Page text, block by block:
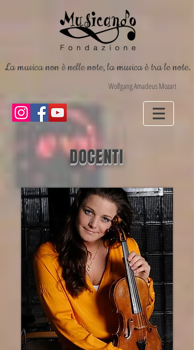
La musica non è nelle note, la musica è tra le note.
Wolfgang Amadeus Mozart
DOCENTI